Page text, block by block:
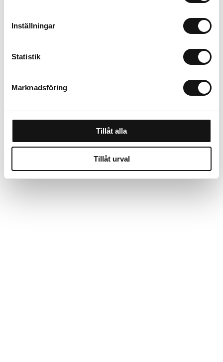
Inställningar
Statistik
Marknadsföring
Tillåt alla
Tillåt urval